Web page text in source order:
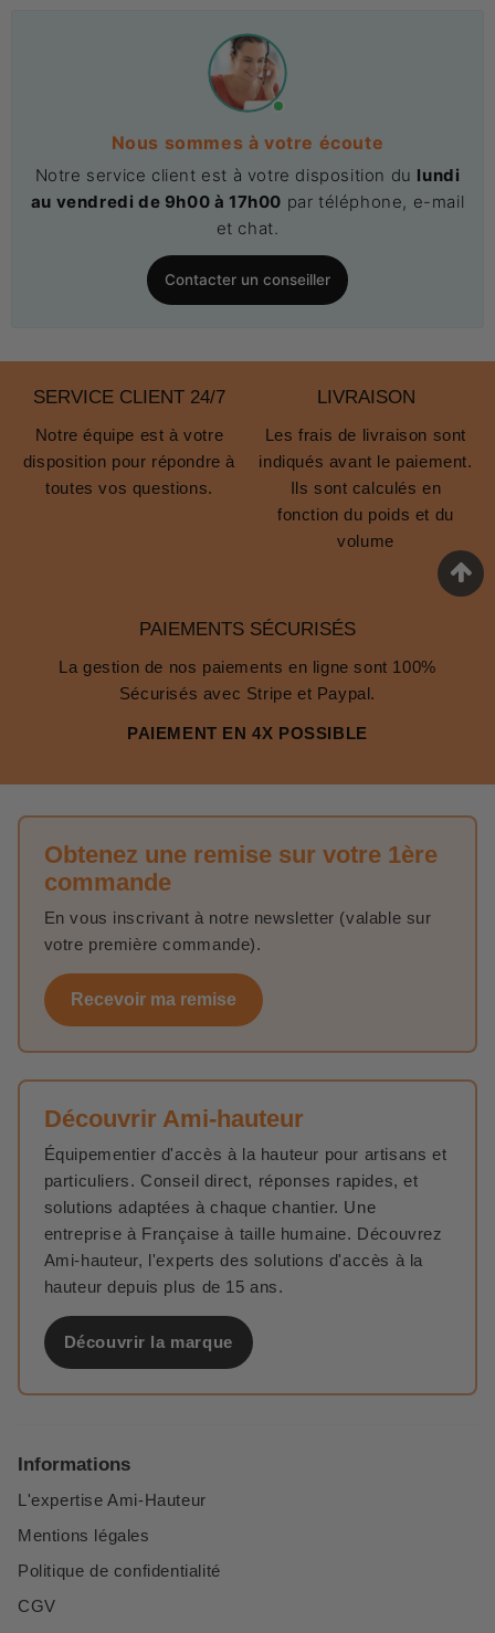
Nous sommes à votre écoute
Notre service client est à votre disposition du lundi
au vendredi de 9h00 à 17h00 par téléphone, e-mail
et chat.
Contacter un conseiller
SERVICE CLIENT 24/7
Notre équipe est à votre
disposition pour répondre à
toutes vos questions.
LIVRAISON
Les frais de livraison sont
indiqués avant le paiement.
Ils sont calculés en
fonction du poids et du
volume
PAIEMENTS SÉCURISÉS
La gestion de nos paiements en ligne sont 100%
Sécurisés avec Stripe et Paypal.
PAIEMENT EN 4X POSSIBLE
Obtenez une remise sur votre 1ère
commande
En vous inscrivant à notre newsletter (valable sur
votre première commande).
Recevoir ma remise
Découvrir Ami-hauteur
Équipementier d'accès à la hauteur pour artisans et
particuliers. Conseil direct, réponses rapides, et
solutions adaptées à chaque chantier. Une
entreprise à Française à taille humaine. Découvrez
Ami-hauteur, l'experts des solutions d'accès à la
hauteur depuis plus de 15 ans.
Découvrir la marque
Informations
L'expertise Ami-Hauteur
Mentions légales
Politique de confidentialité
CGV